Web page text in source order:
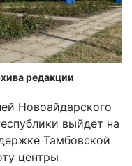
редакции
Новоайдарского
выйдет на
Тамбовской
центры